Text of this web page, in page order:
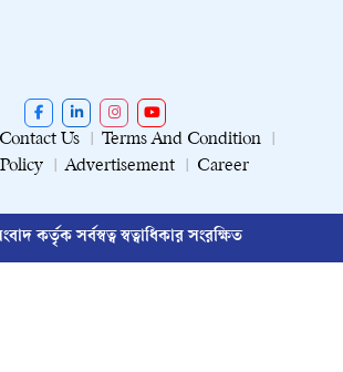
Contact Us
Terms And Condition
Advertisement Career
কর্তৃক সর্বস্বত্ব স্বত্বাধিকার সংরক্ষিত